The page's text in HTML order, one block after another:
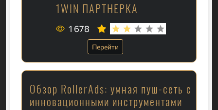
1WIN ПАРТНЕРКА
1 678
Перейти
Обзор RollerAds: умная пуш-сеть с
инновационными инструментами